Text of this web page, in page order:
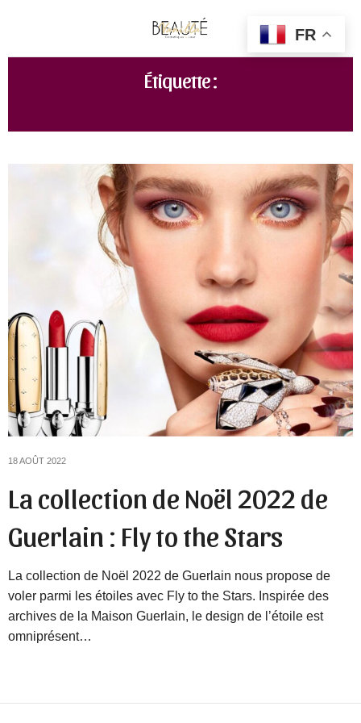
Étiquette :
18 AOÛT 2022
La collection de Noël 2022 de
Guerlain : Fly to the Stars
La collection de Noël 2022 de Guerlain nous propose de
voler parmi les étoiles avec Fly to the Stars. Inspirée des
archives de la Maison Guerlain, le design de l’étoile est
omniprésent…
FR